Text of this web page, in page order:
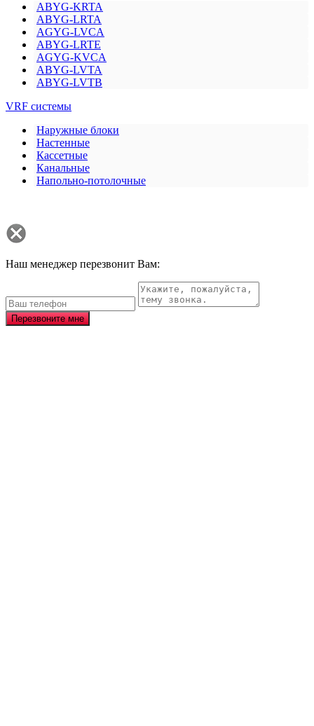
ABYG-KRTA
ABYG-LRTA
AGYG-LVCA
ABYG-LRTE
AGYG-KVCA
ABYG-LVTA
ABYG-LVTB
VRF системы
Наружные блоки
Настенные
Кассетные
Канальные
Напольно-потолочные
Наш менеджер перезвонит Вам:
Перезвоните мне